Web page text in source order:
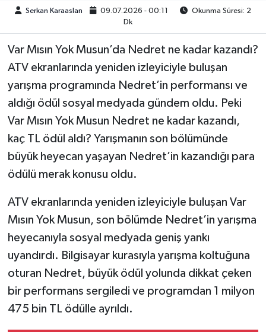
Serkan Karaaslan 09.07.2026 - 00:11
Okunma Süresi: 2
Dk
Var Mısın Yok Musun’da Nedret ne kadar kazandı?
ATV ekranlarında yeniden izleyiciyle buluşan
yarışma programında Nedret’in performansı ve
aldığı ödül sosyal medyada gündem oldu. Peki
Var Mısın Yok Musun Nedret ne kadar kazandı,
kaç TL ödül aldı? Yarışmanın son bölümünde
büyük heyecan yaşayan Nedret’in kazandığı para
ödülü merak konusu oldu.
ATV ekranlarında yeniden izleyiciyle buluşan Var
Mısın Yok Musun, son bölümde Nedret’in yarışma
heyecanıyla sosyal medyada geniş yankı
uyandırdı. Bilgisayar kurasıyla yarışma koltuğuna
oturan Nedret, büyük ödül yolunda dikkat çeken
bir performans sergiledi ve programdan 1 milyon
475 bin TL ödülle ayrıldı.
TEKNOLOJİ
YAŞAM
KÜLTÜR SANAT